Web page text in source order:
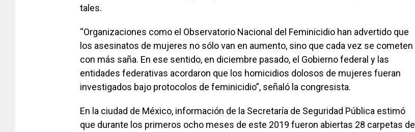
tales.
“Organizaciones como el Observatorio Nacional del Feminicidio han advertido que
los asesinatos de mujeres no sólo van en aumento, sino que cada vez se cometen
con más saña. En ese sentido, en diciembre pasado, el Gobierno federal y las
entidades federativas acordaron que los homicidios dolosos de mujeres fueran
investigados bajo protocolos de feminicidio”, señaló la congresista.
En la ciudad de México, información de la Secretaría de Seguridad Pública estimó
que durante los primeros ocho meses de este 2019 fueron abiertas 28 carpetas de